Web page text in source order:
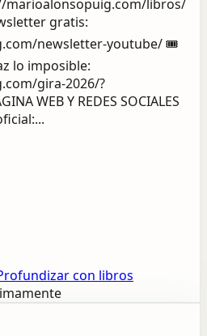
marioalonsopuig.com/libros/
gratis:
newsletter-youtube/ 🎟️
lo imposible:
gira-2026/?
WEB Y REDES SOCIALES
con libros